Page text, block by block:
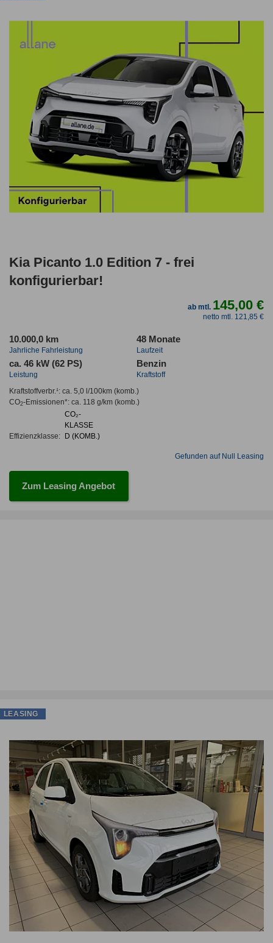
Kia Picanto 1.0 Edition 7 - frei
konfigurierbar!
ab mtl. 145,00 €
netto mtl. 121,85 €
10.000,0 km
Jahrliche Fahrleistung
48 Monate
Laufzeit
ca. 46 kW (62 PS)
Leistung
Benzin
Kraftstoff
Kraftstoffverbr.¹: ca. 5,0 l/100km(komb.)
CO2-Emissionen*: ca. 118 g/km(komb.)
Effizienzklasse:
CO₂-
KLASSE
D (KOMB.)
Gefunden auf Null Leasing
Zum Leasing Angebot
LEASING